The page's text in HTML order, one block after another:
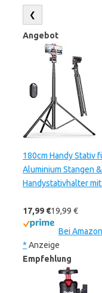
❮
Angebot
180cm Handy Stativ
Aluminium Stangen
Handystativhalter
17,99 €19,99 €
Bei
* Anzeige
Empfehlung